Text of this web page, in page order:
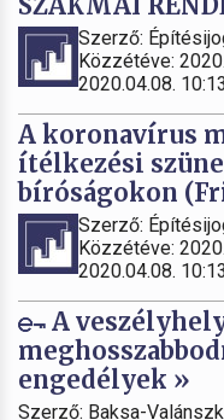
Szerző:
Közzétéve:
2020.04.08. 10:13
A koronavírus
ítélkezési
bíróságokon
Szerző:
Közzétéve:
2020.04.08. 10:13
A
engedélyek »
Szerző: Baksa-